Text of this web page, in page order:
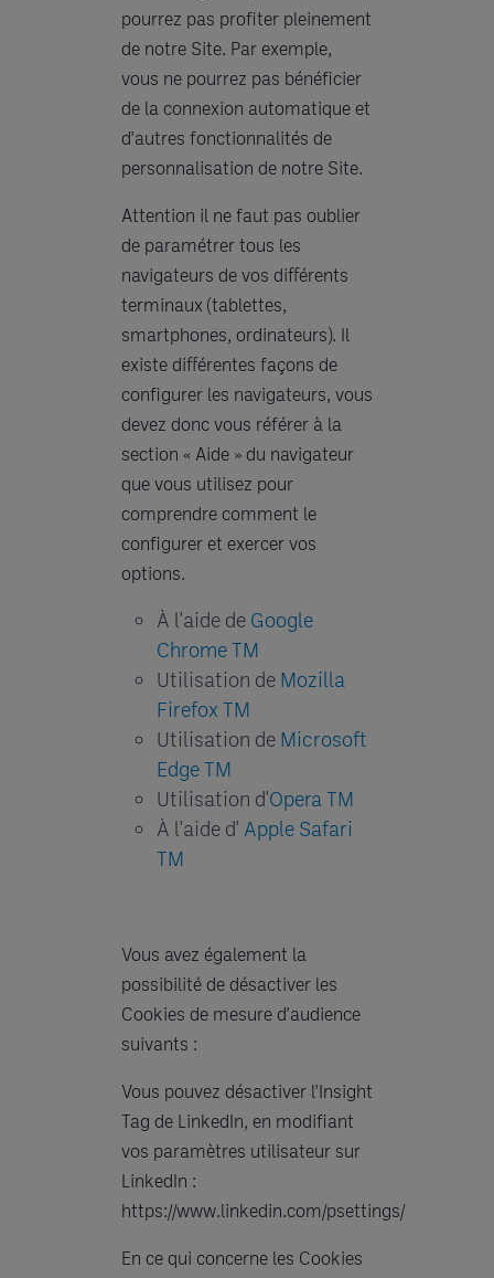
pourrez pas profiter pleinement
de notre Site. Par exemple,
vous ne pourrez pas bénéficier
de la connexion automatique et
d'autres fonctionnalités de
personnalisation de notre Site.
Attention il ne faut pas oublier
de paramétrer tous les
navigateurs de vos différents
terminaux (tablettes,
smartphones, ordinateurs). Il
existe différentes façons de
configurer les navigateurs, vous
devez donc vous référer à la
section « Aide » du navigateur
que vous utilisez pour
comprendre comment le
configurer et exercer vos
options.
À l'aide de Google
Chrome TM
Utilisation de Mozilla
Firefox TM
Utilisation de Microsoft
Edge TM
Utilisation d'Opera TM
À l'aide d' Apple Safari
TM
Vous avez également la
possibilité de désactiver les
Cookies de mesure d'audience
suivants :
Vous pouvez désactiver l'Insight
Tag de LinkedIn, en modifiant
vos paramètres utilisateur sur
LinkedIn :
https://www.linkedin.com/psettings/
En ce qui concerne les Cookies